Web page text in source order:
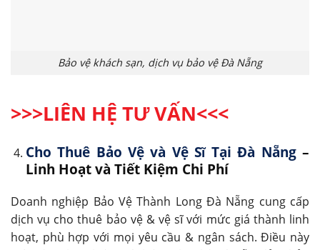
Bảo vệ khách sạn, dịch vụ bảo vệ Đà Nẵng
>>>LIÊN HỆ TƯ VẤN<<<
Cho Thuê Bảo Vệ và Vệ Sĩ Tại Đà Nẵng–
Linh Hoạt và Tiết Kiệm Chi Phí
Doanh nghiệp Bảo Vệ Thành Long Đà Nẵng cung cấp
dịch vụ cho thuê bảo vệ & vệ sĩ với mức giá thành linh
hoạt, phù hợp với mọi yêu cầu & ngân sách. Điều này